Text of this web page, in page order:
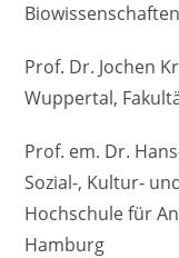
Prof. Dr. Jochen
Wuppertal,
Prof. em. Dr.
Sozial-, Kultur-
Hochschule für
Hamburg